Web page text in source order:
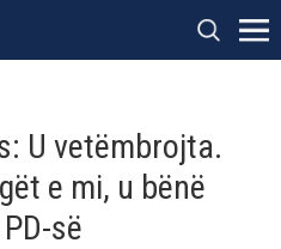
U vetëmbrojta.
e mi, u bënë
së